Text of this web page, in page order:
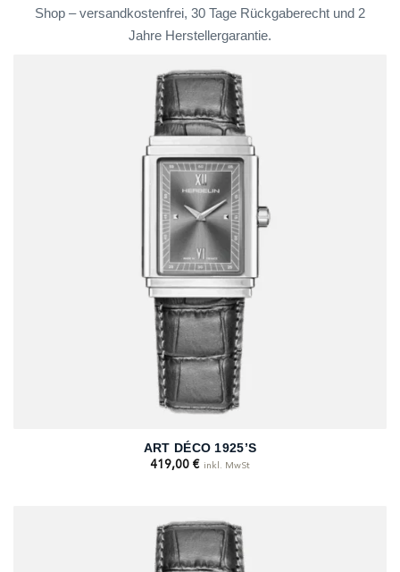
Shop – versandkostenfrei, 30 Tage Rückgaberecht und 2
Jahre Herstellergarantie.
ART DÉCO 1925’S
419,00 € inkl. MwSt